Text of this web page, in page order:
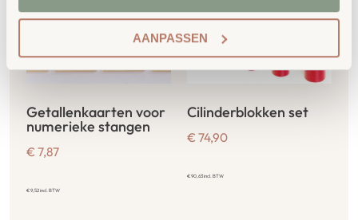
AANPASSEN
Getallenkaarten voor
numerieke stangen
€ 7,87
€9,52incl. BTW
Cilinderblokken set
€ 74,90
€90,63incl. BTW